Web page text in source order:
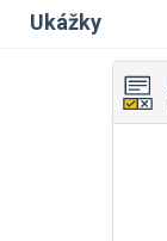
Ukážky